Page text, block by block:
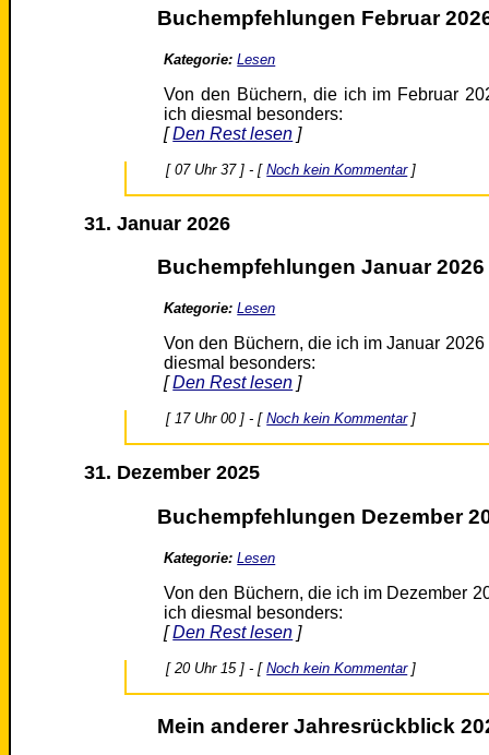
Buchempfehlungen Februar
Kategorie: Lesen
Von den Büchern, die ich im Februar
ich diesmal besonders:
[Den Rest lesen ]
[ 07 Uhr 37 ] - [Noch kein Kommentar]
31. Januar 2026
Buchempfehlungen Januar 2026
Kategorie: Lesen
Von den Büchern, die ich im Januar
diesmal besonders:
[Den Rest lesen ]
[ 17 Uhr 00 ] - [Noch kein Kommentar]
31. Dezember 2025
Buchempfehlungen Dezember
Kategorie: Lesen
Von den Büchern, die ich im Dezember
ich diesmal besonders:
[Den Rest lesen ]
[ 20 Uhr 15 ] - [Noch kein Kommentar]
Mein anderer Jahresrückblick